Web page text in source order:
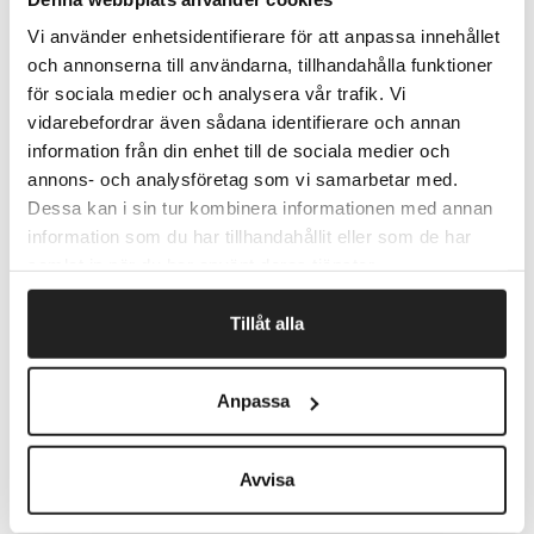
Vi använder enhetsidentifierare för att anpassa innehållet
och annonserna till användarna, tillhandahålla funktioner
för sociala medier och analysera vår trafik. Vi
vidarebefordrar även sådana identifierare och annan
information från din enhet till de sociala medier och
annons- och analysföretag som vi samarbetar med.
Dessa kan i sin tur kombinera informationen med annan
information som du har tillhandahållit eller som de har
Tillåt alla
Anpassa
Avvisa
indholdet.
Passer til vores større eurosække og kasser til
SmartStore.
Fastgøres med medfølgende klæbestrimmel.
Pris pr. stk
Fragtfrit når du handler for 1.900,-
Afsendelse samme dag ved bestilling
Længde mm
297